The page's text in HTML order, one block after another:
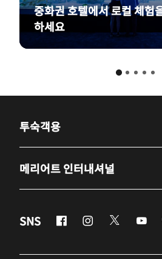
중화권 호텔에서 로컬 체험
하세요
투숙객용
메리어트 인터내셔널
SNS Facebook
새 창 열기
Instagram
새 창 열기
Twitter
새 창 열기새 창